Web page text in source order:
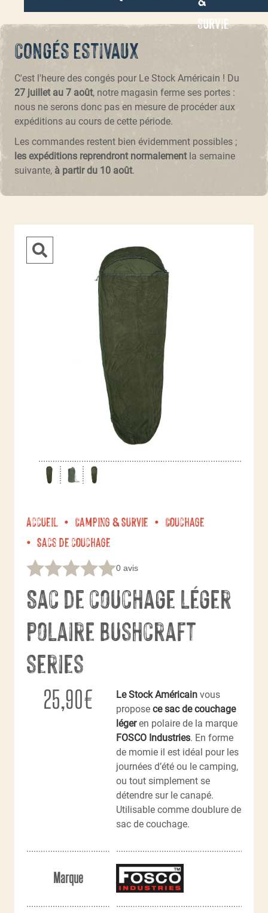
Survie
Congés estivaux
C'est l'heure des congés pour Le Stock Américain ! Du
27 juillet au 7 août, notre magasin ferme ses portes :
nous ne serons donc pas en mesure de procéder aux
expéditions au cours de cette période.
Les commandes restent bien évidemment possibles ;
les expéditions reprendront normalementla semaine
suivante, à partir du 10 août.
Accueil Camping & Survie
Couchage
Sacs de couchage
0 avis
Sac de couchage léger
polaire Bushcraft
series
25,90€ Le Stock Américain vous
propose ce sac de couchage
légeren polaire de la marque
FOSCO Industries. En forme
de momie il est idéal pour les
journées d’été ou le camping,
ou tout simplement se
détendre sur le canapé.
Utilisable comme doublure de
sac de couchage.
Marque